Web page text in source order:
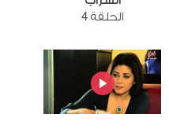
الحلقة 4